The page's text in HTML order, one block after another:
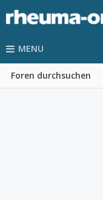
MENU
Foren durchsuchen